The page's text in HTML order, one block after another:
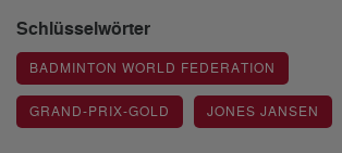
Schlüsselwörter
BADMINTON WORLD FEDERATION
GRAND-PRIX-GOLD JONES JANSEN